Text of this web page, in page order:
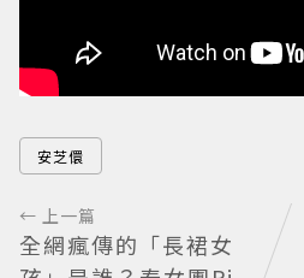
安芝儇
← 上一篇
全網瘋傳的「長裙女